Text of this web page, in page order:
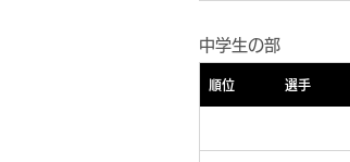
中学生の部
順位 選手